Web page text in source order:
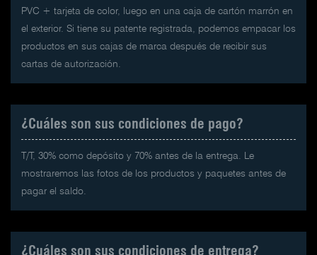
PVC + tarjeta de color, luego en una caja de cartón marrón en
el exterior. Si tiene su patente registrada, podemos empacar los
productos en sus cajas de marca después de recibir sus
cartas de autorización.
¿Cuáles son sus condiciones de pago?
T/T, 30% como depósito y 70% antes de la entrega. Le
mostraremos las fotos de los productos y paquetes antes de
pagar el saldo.
¿Cuáles son sus condiciones de entrega?